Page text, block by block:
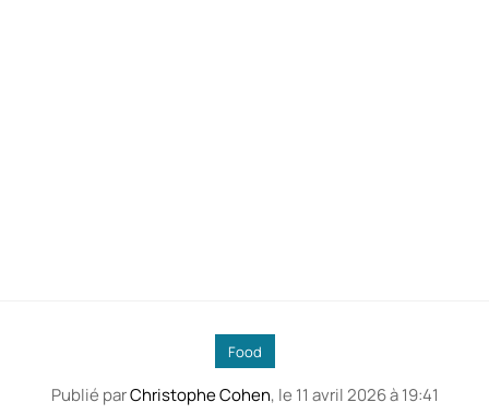
Food
Publié parChristophe Cohen, le 11 avril 2026 à 19:41